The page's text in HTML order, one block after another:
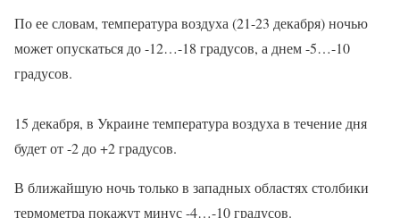
По ее словам, температура воздуха (21-23 декабря) ночью
может опускаться до -12…-18 градусов, а днем -5…-10
градусов.
15 декабря, в Украине температура воздуха в течение дня
будет от -2 до +2 градусов.
В ближайшую ночь только в западных областях столбики
термометра покажут минус -4…-10 градусов.